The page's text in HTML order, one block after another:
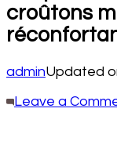
croûtons
adminUpdated
Leave a